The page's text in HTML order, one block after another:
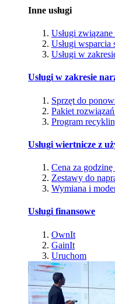
Inne usługi
Usługi
Usługi
Usługi w
Usługi w zakresie
Sprzęt do
Pakiet
Program
Usługi wiertnicze z
Cena za
Zestawy do
Wymiana i
Usługi finansowe
OwnIt
GainIt
Uruchom